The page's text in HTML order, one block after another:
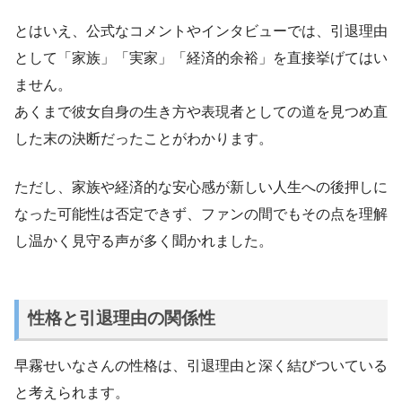
とはいえ、公式なコメントやインタビューでは、引退理由
として「家族」「実家」「経済的余裕」を直接挙げてはい
ません。
あくまで彼女自身の生き方や表現者としての道を見つめ直
した末の決断だったことがわかります。
ただし、家族や経済的な安心感が新しい人生への後押しに
なった可能性は否定できず、ファンの間でもその点を理解
し温かく見守る声が多く聞かれました。
性格と引退理由の関係性
早霧せいなさんの性格は、引退理由と深く結びついている
と考えられます。